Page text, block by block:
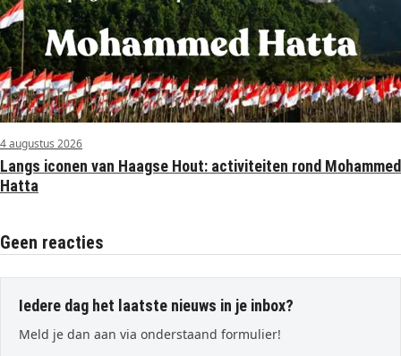
4 augustus 2026
Langs iconen van Haagse Hout: activiteiten rond Mohammed
Hatta
Geen reacties
Iedere dag het laatste nieuws in je inbox?
Meld je dan aan via onderstaand formulier!